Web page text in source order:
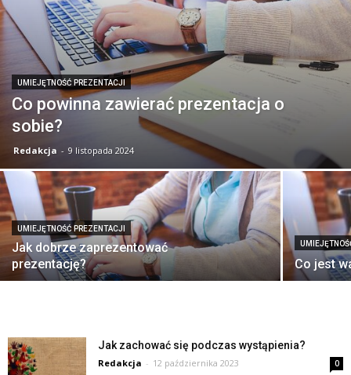
UMIEJĘTNOŚĆ PREZENTACJI
Co powinna zawierać prezentacja o
sobie?
Redakcja - 9 listopada 2024
UMIEJĘTNOŚĆ PREZENTACJI
Jak dobrze zaprezentować
prezentację?
Co jest
Jak zachować się podczas wystąpienia?
Redakcja - 12 października 2023 0